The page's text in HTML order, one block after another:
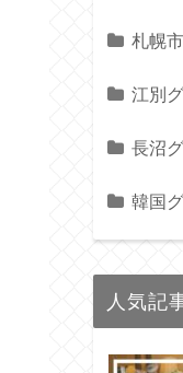
札幌
江別
長沼
韓国
人気記